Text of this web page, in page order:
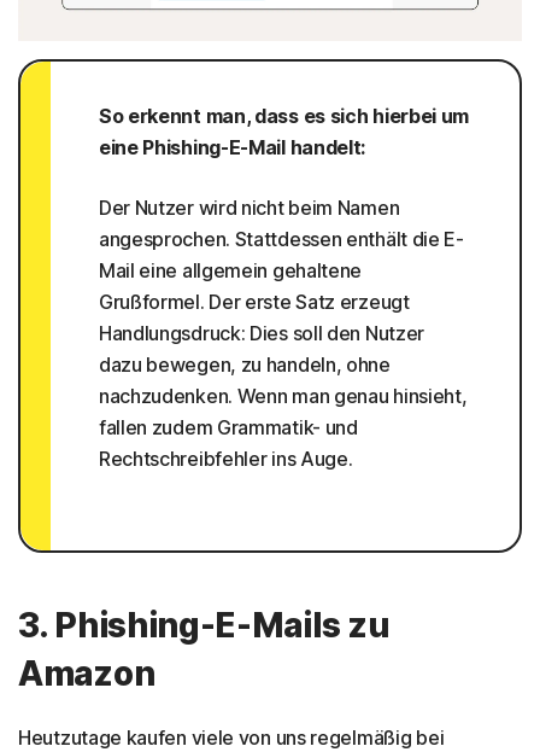
So erkennt man, dass es sich hierbei um
eine Phishing-E-Mail handelt:
Der Nutzer wird nicht beim Namen
angesprochen. Stattdessen enthält die E-
Mail eine allgemein gehaltene
Grußformel. Der erste Satz erzeugt
Handlungsdruck: Dies soll den Nutzer
dazu bewegen, zu handeln, ohne
nachzudenken. Wenn man genau hinsieht,
fallen zudem Grammatik- und
Rechtschreibfehler ins Auge.
3. Phishing-E-Mails zu
Amazon
Heutzutage kaufen viele von uns regelmäßig bei